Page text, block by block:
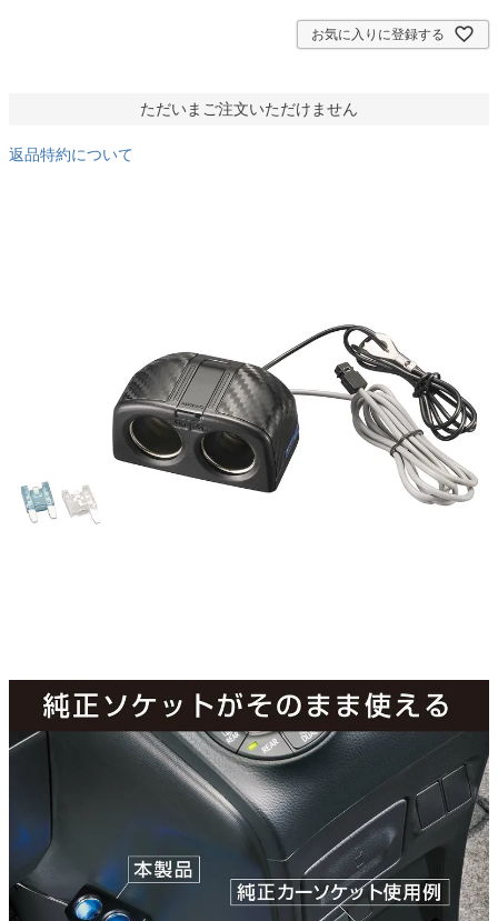
お気に入りに登録する
ただいまご注文いただけません
返品特約について